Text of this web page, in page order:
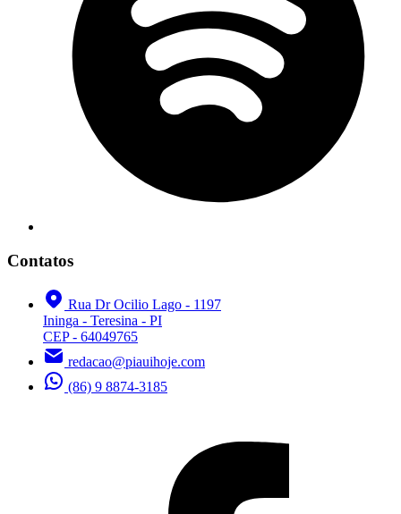
Contatos
Rua Dr Ocilio Lago - 1197
Ininga - Teresina - PI
CEP - 64049765
redacao@piauihoje.com
(86) 9 8874-3185